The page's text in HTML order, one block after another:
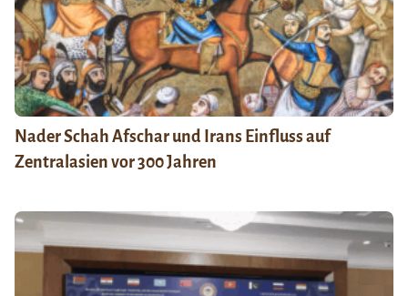
Nader Schah Afschar und Irans Einfluss auf
Zentralasien vor 300 Jahren